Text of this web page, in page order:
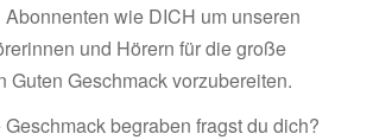
wie DICH um unseren
und Hörern für die große
Guten Geschmack vorzubereiten.
begraben fragst du dich?